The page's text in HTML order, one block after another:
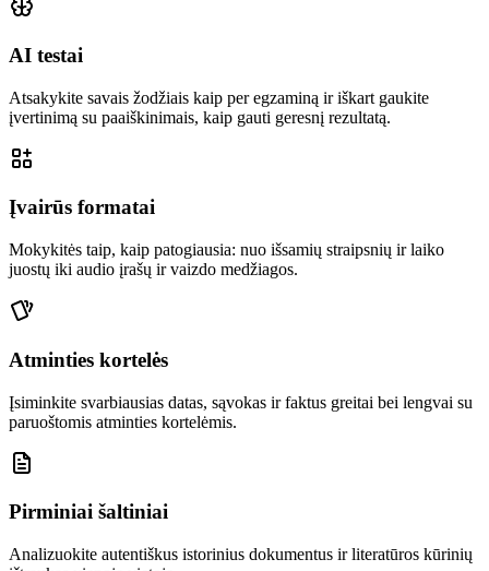
AI testai
Atsakykite savais žodžiais kaip per egzaminą ir iškart gaukite
įvertinimą su paaiškinimais, kaip gauti geresnį rezultatą.
Įvairūs formatai
Mokykitės taip, kaip patogiausia: nuo išsamių straipsnių ir laiko
juostų iki audio įrašų ir vaizdo medžiagos.
Atminties kortelės
Įsiminkite svarbiausias datas, sąvokas ir faktus greitai bei lengvai su
paruoštomis atminties kortelėmis.
Pirminiai šaltiniai
Analizuokite autentiškus istorinius dokumentus ir literatūros kūrinių